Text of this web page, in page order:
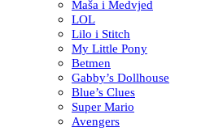
Maša i Medvjed
LOL
Lilo i Stitch
My Little Pony
Betmen
Gabby’s Dollhouse
Blue’s Clues
Super Mario
Avengers